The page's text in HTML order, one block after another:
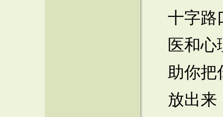
十字路
医和心
助你把
放出来